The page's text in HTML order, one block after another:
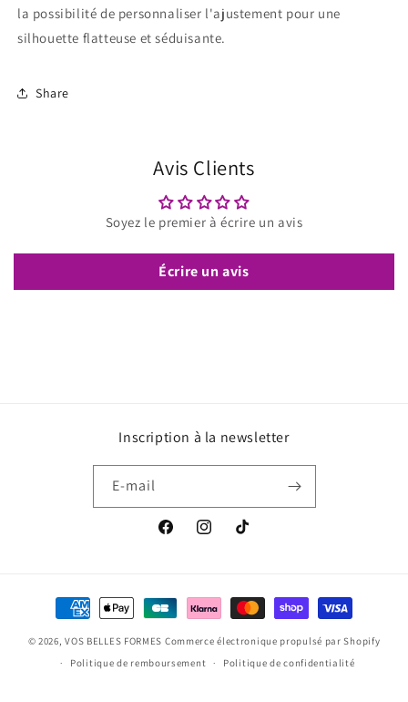
la possibilité de personnaliser l'ajustement pour une
silhouette flatteuse et séduisante.
Share
Avis Clients
Soyez le premier à écrire un avis
Écrire un avis
Inscription à la newsletter
E-mail
FacebookInstagramTikTok
Moyens
de
paiement
© 2026,VOS BELLES FORMES Commerce électronique propulsé par Shopify
Politique de remboursement
Politique de confidentialité